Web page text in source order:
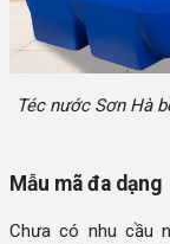
Téc nước Sơn Hà
Mẫu mã đa dạng
Chưa có nhu cầu